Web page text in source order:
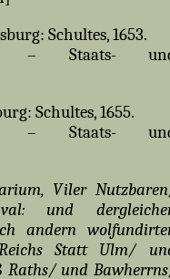
Schultes, 1653.
– Staats-
Schultes, 1655.
– Staats-
Viler
und
andern
Statt Ulm/
Raths/ und